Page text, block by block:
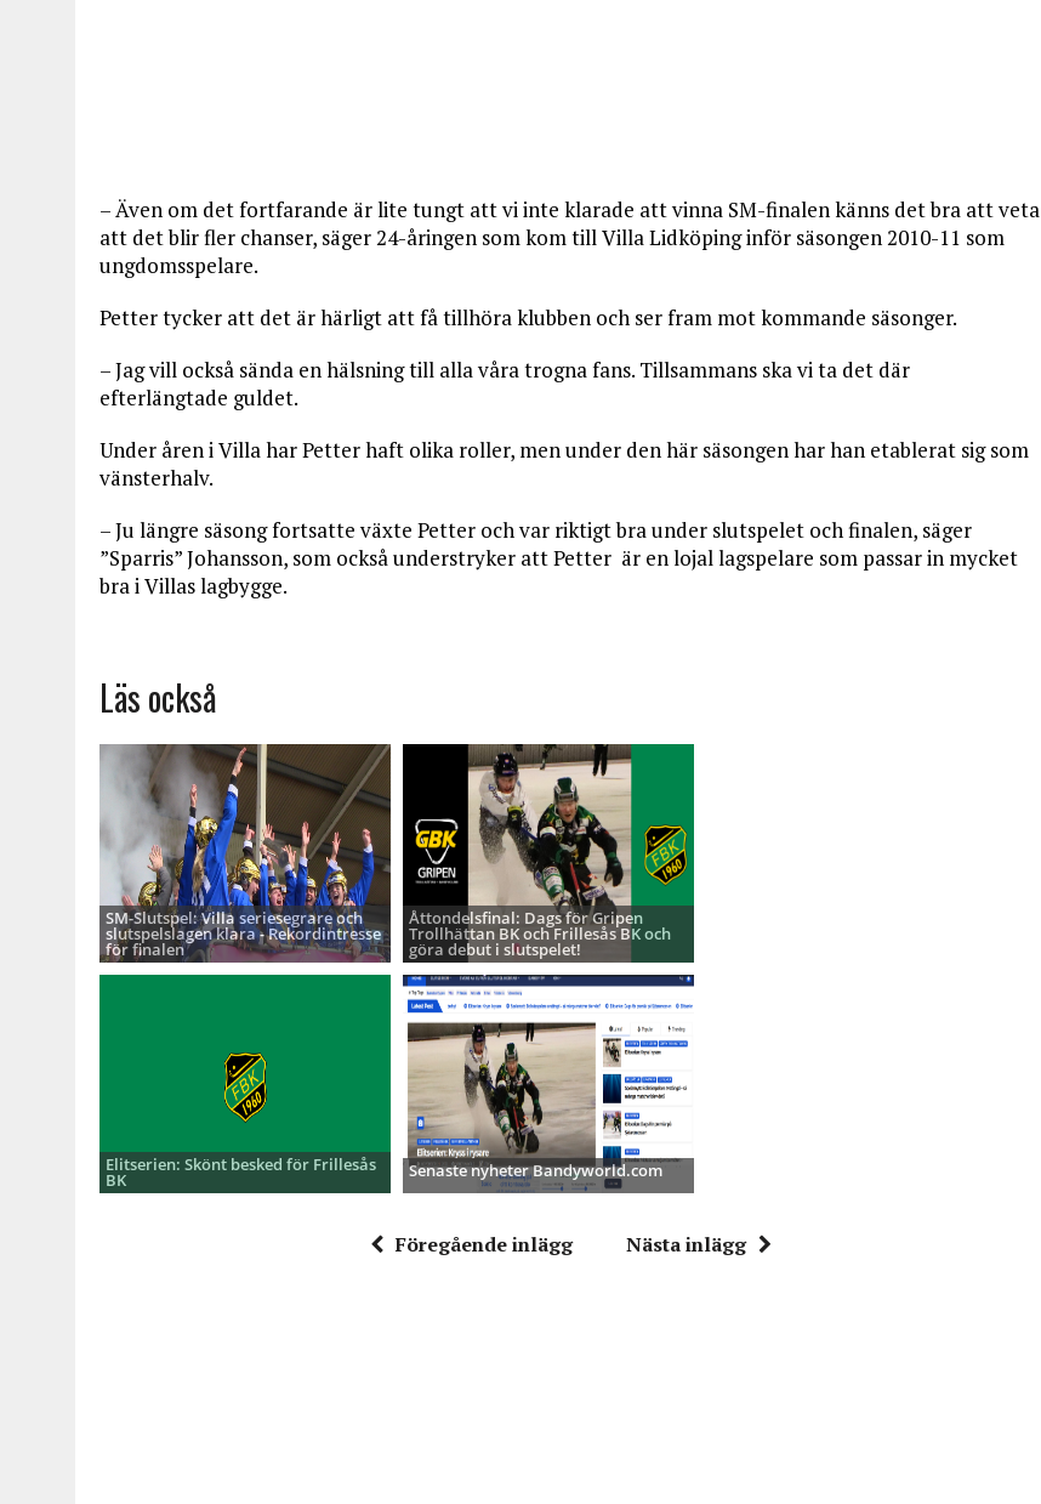
– Även om det fortfarande är lite tungt att vi inte klarade att vinna SM-finalen känns det bra att veta
att det blir fler chanser, säger 24-åringen som kom till Villa Lidköping inför säsongen 2010-11 som
ungdomsspelare.
Petter tycker att det är härligt att få tillhöra klubben och ser fram mot kommande säsonger.
– Jag vill också sända en hälsning till alla våra trogna fans. Tillsammans ska vi ta det där
efterlängtade guldet.
Under åren i Villa har Petter haft olika roller, men under den här säsongen har han etablerat sig som
vänsterhalv.
– Ju längre säsong fortsatte växte Petter och var riktigt bra under slutspelet och finalen, säger
”Sparris” Johansson, som också understryker att Petter är en lojal lagspelare som passar in mycket
bra i Villas lagbygge.
Läs också
SM-Slutspel: Villa seriesegrare och
slutspelslagen klara - Rekordintresse
för finalen
Åttondelsfinal: Dags för Gripen
Trollhättan BK och Frillesås BK och
göra debut i slutspelet!
Elitserien: Skönt besked för Frillesås
BK Senaste nyheter Bandyworld.com
Föregående inlägg Nästa inlägg